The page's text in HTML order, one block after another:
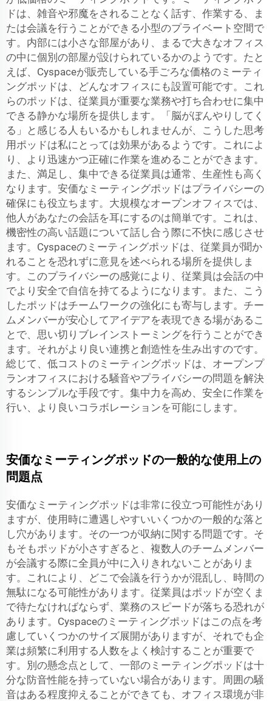
ドは、雑音や邪魔をされることなく話す、作業する、ま
たは会議を行うことができる小型のプライベート空間で
す。内部には小さな部屋があり、まるで大きなオフィス
の中に個別の部屋が設けられているかのようです。たと
えば、Cyspaceが販売している手ごろな価格のミーティ
ングポッドは、どんなオフィスにも設置可能です。これ
らのポッドは、従業員が重要な業務や打ち合わせに集中
できる静かな場所を提供します。「脳がぼんやりしてく
る」と感じる人もいるかもしれませんが、こうした思考
用ポッドは私にとっては効果があるようです。これによ
り、より迅速かつ正確に作業を進めることができます。
また、満足し、集中できる従業員は通常、生産性も高く
なります。安価なミーティングポッドはプライバシーの
確保にも役立ちます。大規模なオープンオフィスでは、
他人があなたの会話を耳にするのは簡単です。これは、
機密性の高い話題について話し合う際に不快に感じさせ
ます。Cyspaceのミーティングポッドは、従業員が聞か
れることを恐れずに意見を述べられる場所を提供しま
す。このプライバシーの感覚により、従業員は会話の中
でより安全で自信を持てるようになります。また、こう
したポッドはチームワークの強化にも寄与します。チー
ムメンバーが安心してアイデアを表現できる場があるこ
とで、思い切りブレインストーミングを行うことができ
ます。それがより良い連携と創造性を生み出すのです。
総じて、低コストのミーティングポッドは、オープンプ
ランオフィスにおける騒音やプライバシーの問題を解決
するシンプルな手段です。集中力を高め、安全に作業を
行い、より良いコラボレーションを可能にします。
安価なミーティングポッドの一般的な使用上の
問題点
安価なミーティングポッドは非常に役立つ可能性があり
ますが、使用時に遭遇しやすいいくつかの一般的な落と
し穴があります。その一つが収納に関する問題です。そ
もそもポッドが小さすぎると、複数人のチームメンバー
が会議する際に全員が中に入りきれないことがありま
す。これにより、どこで会議を行うかが混乱し、時間の
無駄になる可能性があります。従業員はポッドが空くま
で待たなければならず、業務のスピードが落ちる恐れが
あります。Cyspaceのミーティングポッドはこの点を考
慮していくつかのサイズ展開がありますが、それでも企
業は頻繁に利用する人数をよく検討することが重要で
す。別の懸念点として、一部のミーティングポッドは十
分な防音性能を持っていない場合があります。周囲の騒
音はある程度抑えることができても、オフィス環境が非